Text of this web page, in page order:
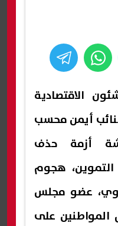
الاقتصادية
أيمن محسب
أزمة حذف
هجوم
عضو مجلس
المواطنين على